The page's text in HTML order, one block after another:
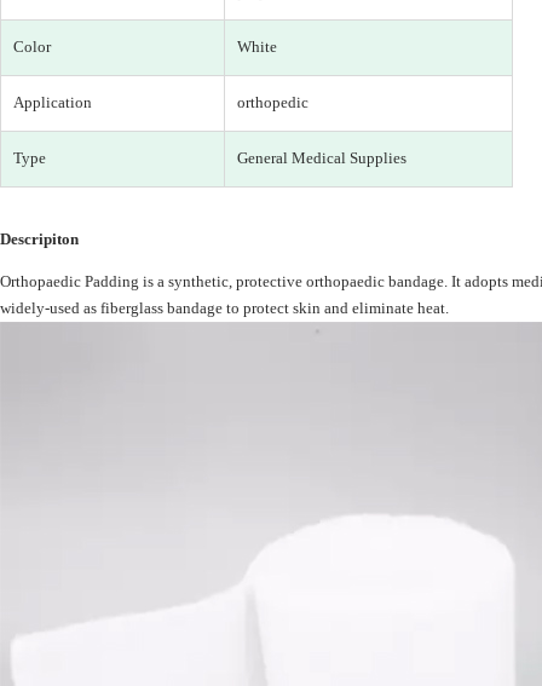
Color White
Application orthopedic
Type General Medical Supplies
Descripiton
Orthopaedic Padding is a synthetic, protective orthopaedic bandage. It adopts
widely-used as fiberglass bandage to protect skin and eliminate heat.